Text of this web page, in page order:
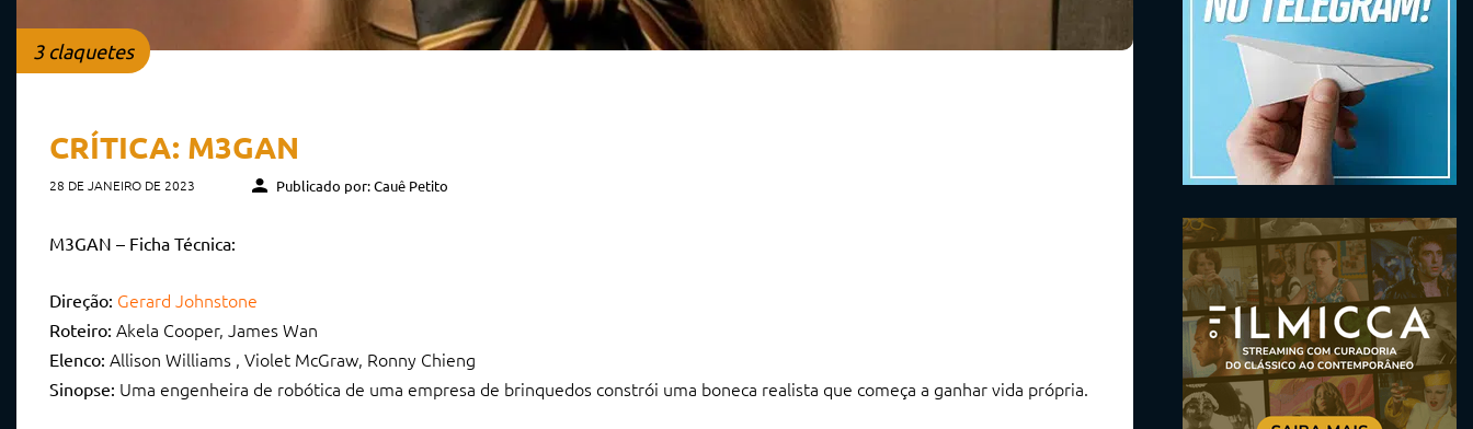
3 claquetes
CRÍTICA: M3GAN
28 DE JANEIRO DE 2023 Publicado por: Cauê Petito
M3GAN – Ficha Técnica:
Direção: Gerard Johnstone
Roteiro: Akela Cooper, James Wan
Elenco: Allison Williams , Violet McGraw, Ronny Chieng
Sinopse: Uma engenheira de robótica de uma empresa de brinquedos constrói uma boneca realista que começa a ganhar vida própria.